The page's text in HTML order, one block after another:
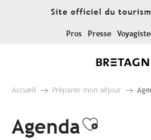
Site officiel du
Pros Presse
Accueil Préparer mon séjour
Agenda